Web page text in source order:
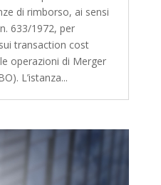
di rimborso, ai sensi
633/1972, per
transaction cost
operazioni di Merger
L’istanza...